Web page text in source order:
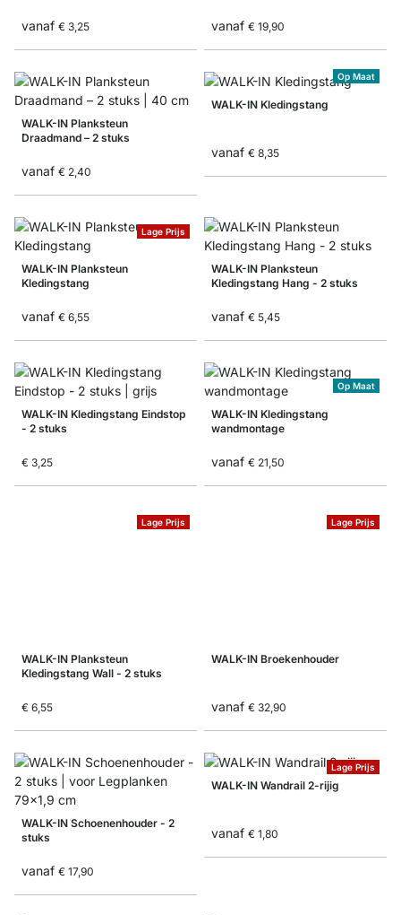
vanaf € 3,25 vanaf € 19,90
WALK-IN Planksteun
Draadmand – 2 stuks
vanaf € 2,40
Op Maat
WALK-IN Kledingstang
vanaf € 8,35
Lage Prijs
WALK-IN Planksteun
Kledingstang
vanaf € 6,55
WALK-IN Planksteun
Kledingstang Hang - 2 stuks
vanaf € 5,45
WALK-IN Kledingstang Eindstop
- 2 stuks
€ 3,25
Op Maat
WALK-IN Kledingstang
wandmontage
vanaf € 21,50
Lage Prijs
WALK-IN Planksteun
Kledingstang Wall - 2 stuks
€ 6,55
Lage Prijs
WALK-IN Broekenhouder
vanaf € 32,90
WALK-IN Schoenenhouder - 2
stuks
vanaf € 17,90
Lage Prijs
WALK-IN Wandrail 2-rijig
vanaf € 1,80